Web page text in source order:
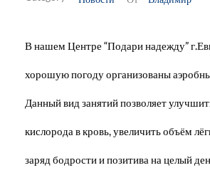
В нашем Центре “Подари надежду”
хорошую погоду организованы
Данный вид занятий позволяет
кислорода в кровь, увеличить объём
заряд бодрости и позитива на целый